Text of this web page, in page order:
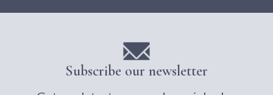
Subscribe our newsletter